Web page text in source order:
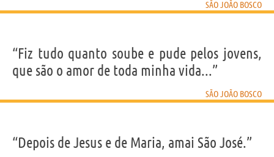
SÃO JOÃO BOSCO
“Fiz tudo quanto soube e pude pelos jovens,
que são o amor de toda minha vida...”
SÃO JOÃO BOSCO
“Depois de Jesus e de Maria, amai São José.”